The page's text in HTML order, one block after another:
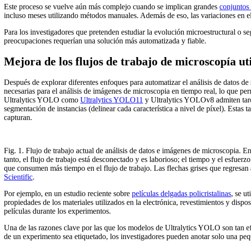
Este proceso se vuelve aún más complejo cuando se implican grandes conjuntos
incluso meses utilizando métodos manuales. Además de eso, las variaciones
Para los investigadores que pretenden estudiar la evolución microestructural o
preocupaciones requerían una solución más automatizada y fiable.
Mejora de los flujos de trabajo de microscopía
Después de explorar diferentes enfoques para automatizar el análisis de
necesarias para el análisis de imágenes de microscopia en tiempo real, lo que
Ultralytics YOLO como Ultralytics YOLO11 y Ultralytics YOLOv8 admiten
segmentación de instancias (delinear cada característica a nivel de píxel). Estas
capturan.
Fig. 1. Flujo de trabajo actual de análisis de datos e imágenes de microscopia.
tanto, el flujo de trabajo está desconectado y es laborioso; el tiempo y el
que consumen más tiempo en el flujo de trabajo. Las flechas grises que
Scientific.
Por ejemplo, en un estudio reciente sobre películas delgadas policristalinas, se
propiedades de los materiales utilizados en la electrónica, revestimientos y
películas durante los experimentos.
Una de las razones clave por las que los modelos de Ultralytics YOLO son tan
de un experimento sea etiquetado, los investigadores pueden anotar solo una